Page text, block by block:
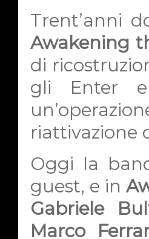
Trent’anni
Awakening
di
gli Enter
riattivazione
Oggi la
guest, e in
Gabriele
Marco